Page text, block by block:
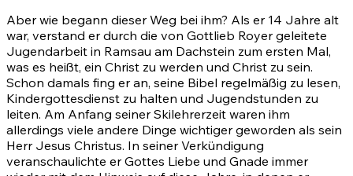
Aber wie begann dieser Weg bei ihm? Als er 14 Jahre alt
war, verstand er durch die von Gottlieb Royer geleitete
Jugendarbeit in Ramsau am Dachstein zum ersten Mal,
was es heißt, ein Christ zu werden und Christ zu sein.
Schon damals fing er an, seine Bibel regelmäßig zu lesen,
Kindergottesdienst zu halten und Jugendstunden zu
leiten. Am Anfang seiner Skilehrerzeit waren ihm
allerdings viele andere Dinge wichtiger geworden als sein
Herr Jesus Christus. In seiner Verkündigung
veranschaulichte er Gottes Liebe und Gnade immer